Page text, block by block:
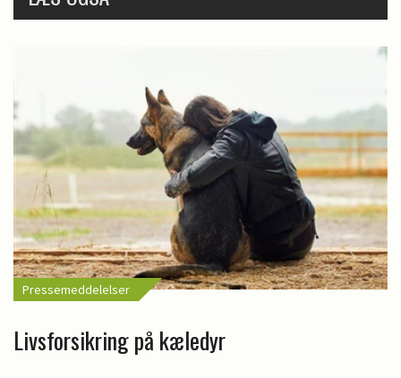
Pressemeddelelser
Livsforsikring på kæledyr